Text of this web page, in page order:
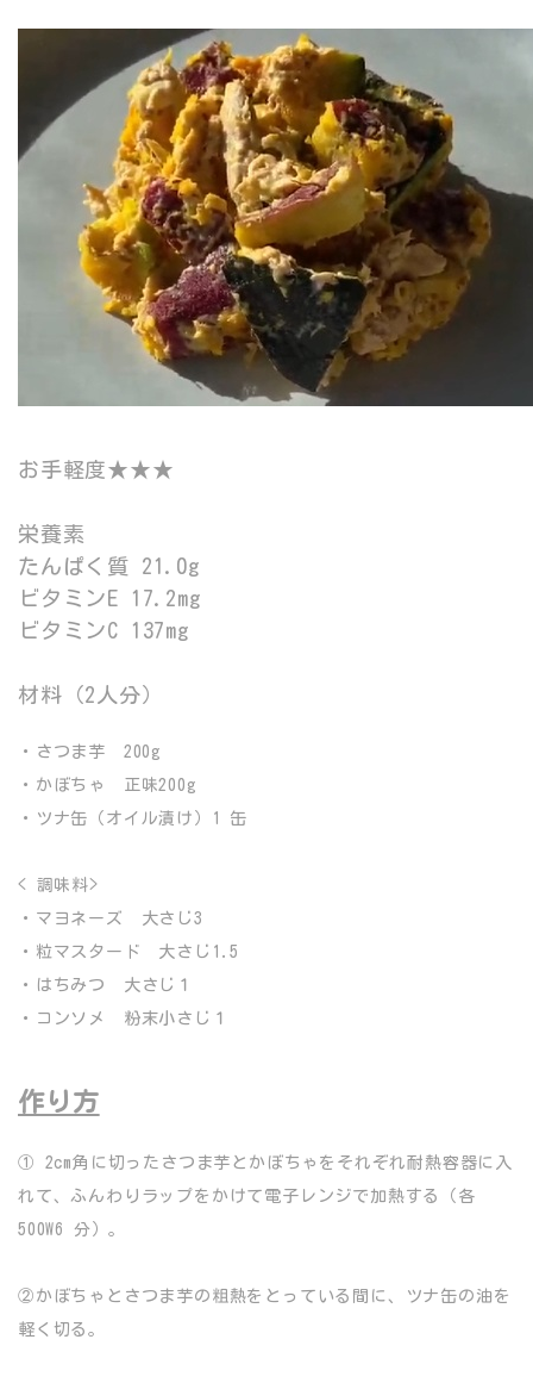
お手軽度★★★
栄養素
たんぱく質 21.0g
ビタミンE 17.2mg
ビタミンC 137mg
材料（2人分）
・さつま芋 200g
・かぼちゃ 正味200g
・ツナ缶（オイル漬け）1 缶
< 調味料>
・マヨネーズ 大さじ3
・粒マスタード 大さじ1.5
・はちみつ 大さじ１
・コンソメ 粉末小さじ１
作り方
① 2cm角に切ったさつま芋とかぼちゃをそれぞれ耐熱容器に入
れて、ふんわりラップをかけて電子レンジで加熱する（各
500W6 分）。
②かぼちゃとさつま芋の粗熱をとっている間に、ツナ缶の油を
軽く切る。